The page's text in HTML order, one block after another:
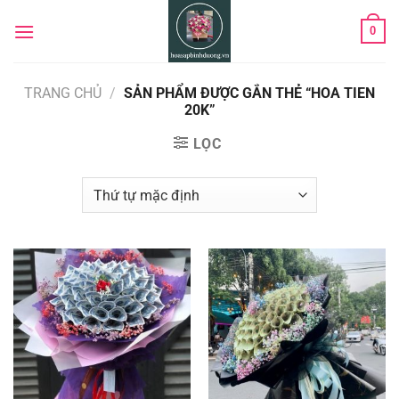
đến
0
TRANG CHỦ / SẢN PHẨM ĐƯỢC GẮN THẺ “HOA TIEN
20K”
LỌC